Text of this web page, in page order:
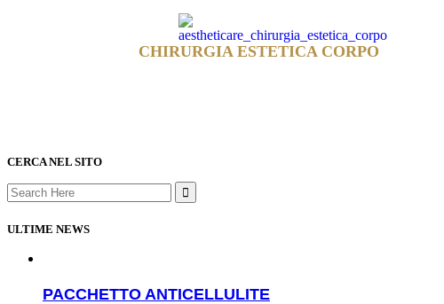
CHIRURGIA ESTETICA CORPO
CERCA NEL SITO
ULTIME NEWS
PACCHETTO ANTICELLULITE